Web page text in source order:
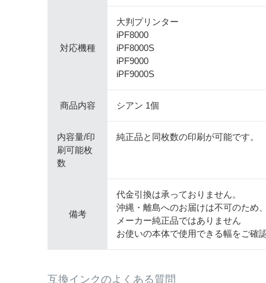
対応機種
大判プリンター
iPF8000
iPF8000S
iPF9000
iPF9000S
商品内容 シアン 1個
内容量/印
刷可能枚
数
純正品と同枚数の印刷が可能です。
備考
代金引換は承っておりません。
沖縄・離島へのお届けは不可のため
メーカー純正品ではありません
お使いの本体で使用できる幅をご確
互換インクのよくある質問